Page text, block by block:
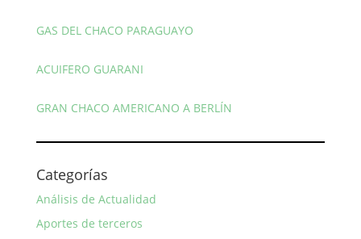
GAS DEL CHACO PARAGUAYO
ACUIFERO GUARANI
GRAN CHACO AMERICANO A BERLÍN
Categorías
Análisis de Actualidad
Aportes de terceros